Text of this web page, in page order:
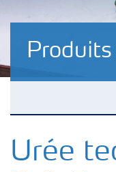
Urée technique &
Urée